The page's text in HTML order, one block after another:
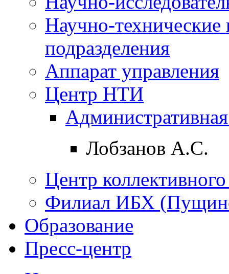
Научно-технические
подразделения
Аппарат управления
Центр НТИ
Лобзанов А.С.
Центр
Филиал ИБХ
Образование
Пресс-центр